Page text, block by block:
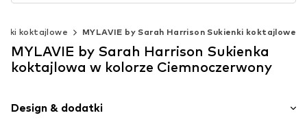
koktajlowe MYLAVIE by Sarah Harrison Sukienki koktajlowe
MYLAVIE by Sarah Harrison Sukienka
koktajlowa w kolorze Ciemnoczerwony
Design & dodatki